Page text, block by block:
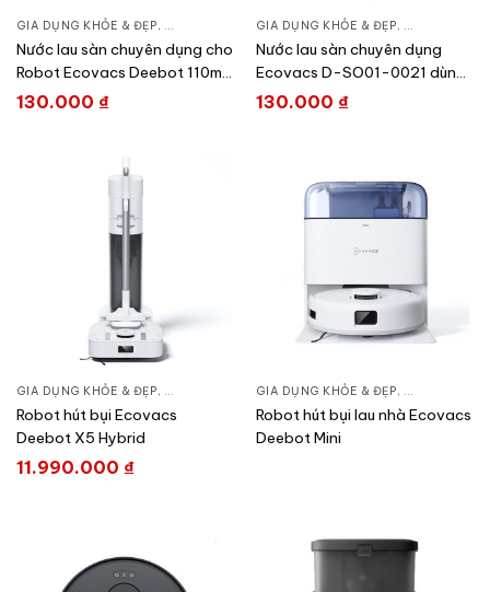
GIA DỤNG KHỎE & ĐẸP, CHĂM SÓC NHÀ CỬA, HÚT BỤI – ROBOT HÚT BỤI
Nước lau sàn chuyên dụng cho
Robot Ecovacs Deebot 110ml
D-SO01-0018
130.000 ₫
GIA DỤNG KHỎE & ĐẸP, CHĂM SÓC
Nước lau sàn chuyên dụng
Ecovacs D-SO01-0021 dùng
cho Deebot X1/N9
130.000 ₫
GIA DỤNG KHỎE & ĐẸP, CHĂM SÓC NHÀ CỬA, HÚT BỤI – ROBOT HÚT BỤI
Robot hút bụi Ecovacs
Deebot X5 Hybrid
11.990.000 ₫
GIA DỤNG KHỎE & ĐẸP, CHĂM SÓC
Robot hút bụi lau nhà Ecovacs
Deebot Mini